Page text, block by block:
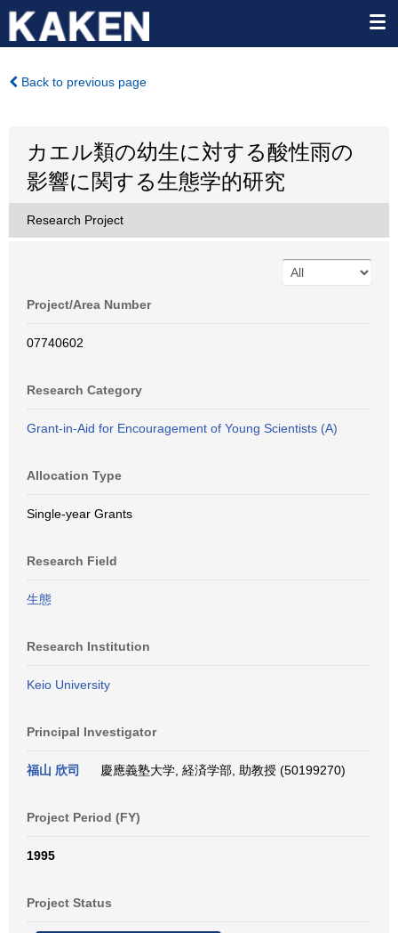
Back to previous page
カエル類の幼生に対する酸性雨の
影響に関する生態学的研究
Research Project
Project/Area Number
07740602
Research Category
Grant-in-Aid for Encouragement of Young Scientists (A)
Allocation Type
Single-year Grants
Research Field
生態
Research Institution
Keio University
Principal Investigator
福山 欣司 慶應義塾大学, 経済学部, 助教授 (50199270)
Project Period (FY)
1995
Project Status